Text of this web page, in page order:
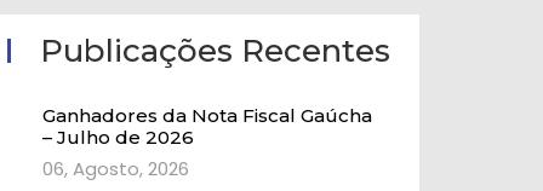
Publicações Recentes
Ganhadores da Nota Fiscal Gaúcha
– Julho de 2026
06, Agosto, 2026